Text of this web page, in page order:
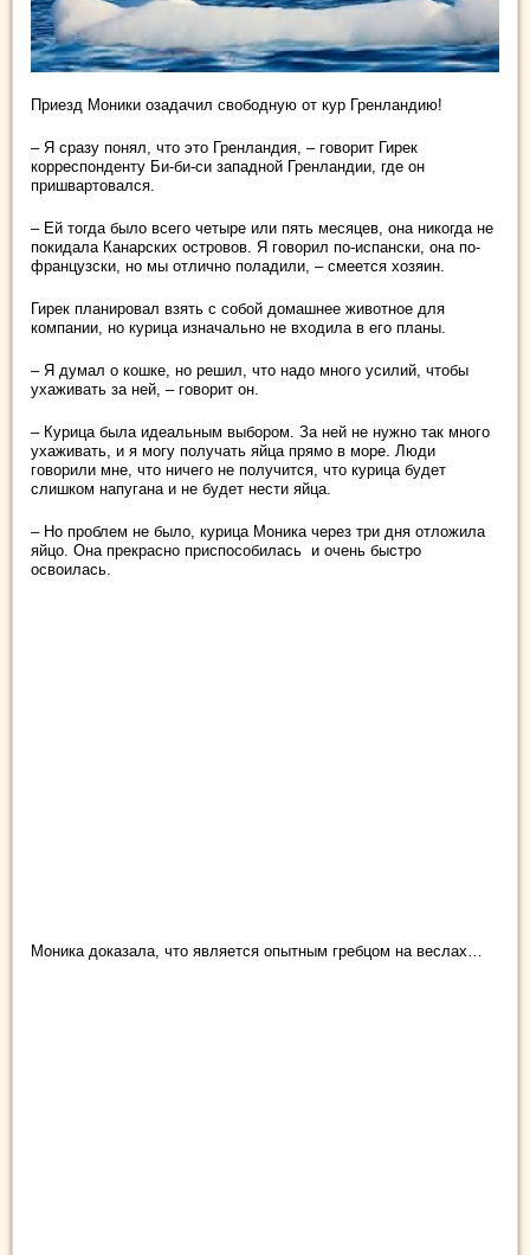
Приезд Моники озадачил свободную от кур Гренландию!
– Я сразу понял, что это Гренландия, – говорит Гирек
корреспонденту Би-би-си западной Гренландии, где он
пришвартовался.
– Ей тогда было всего четыре или пять месяцев, она никогда не
покидала Канарских островов. Я говорил по-испански, она по-
французски, но мы отлично поладили, – смеется хозяин.
Гирек планировал взять с собой домашнее животное для
компании, но курица изначально не входила в его планы.
– Я думал о кошке, но решил, что надо много усилий, чтобы
ухаживать за ней, – говорит он.
– Курица была идеальным выбором. За ней не нужно так много
ухаживать, и я могу получать яйца прямо в море. Люди
говорили мне, что ничего не получится, что курица будет
слишком напугана и не будет нести яйца.
– Но проблем не было, курица Моника через три дня отложила
яйцо. Она прекрасно приспособилась и очень быстро
освоилась.
Моника доказала, что является опытным гребцом на веслах…